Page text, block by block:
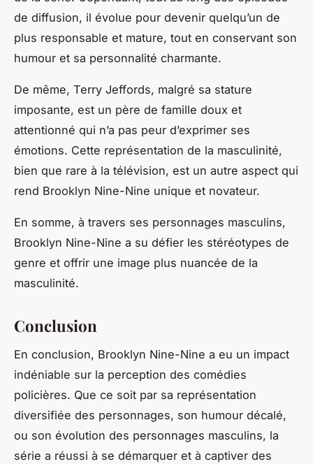
de diffusion, il évolue pour devenir quelqu’un de
plus responsable et mature, tout en conservant son
humour et sa personnalité charmante.
De même, Terry Jeffords, malgré sa stature
imposante, est un père de famille doux et
attentionné qui n’a pas peur d’exprimer ses
émotions. Cette représentation de la masculinité,
bien que rare à la télévision, est un autre aspect qui
rend Brooklyn Nine-Nine unique et novateur.
En somme, à travers ses personnages masculins,
Brooklyn Nine-Nine a su défier les stéréotypes de
genre et offrir une image plus nuancée de la
masculinité.
Conclusion
En conclusion, Brooklyn Nine-Nine a eu un impact
indéniable sur la perception des comédies
policières. Que ce soit par sa représentation
diversifiée des personnages, son humour décalé,
ou son évolution des personnages masculins, la
série a réussi à se démarquer et à captiver des